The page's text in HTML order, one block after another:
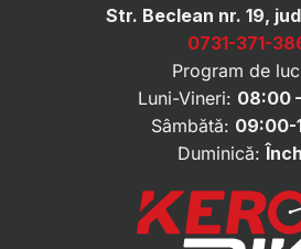
Str. Beclean nr. 19,
0731-371-
Program de
Luni-Vineri: 08:00
Sâmbătă: 09:00-
Duminică: